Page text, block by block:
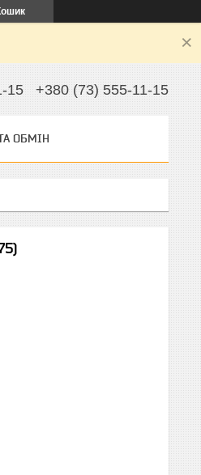
15 +380 (73) 555-11-15
ОБМІН